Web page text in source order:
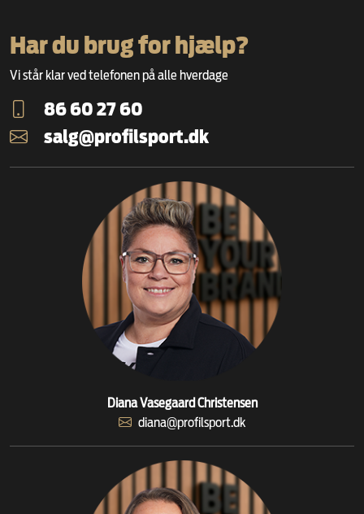
Har du brug for hjælp?
Vi står klar ved telefonen på alle hverdage
86 60 27 60
salg@profilsport.dk
Diana Vasegaard Christensen
diana@profilsport.dk